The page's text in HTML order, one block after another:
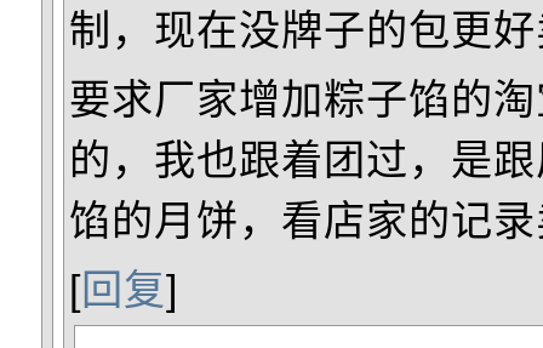
制，现在没牌子的包更
要求厂家增加粽子馅的
的，我也跟着团过，是
馅的月饼，看店家的记
[回复]